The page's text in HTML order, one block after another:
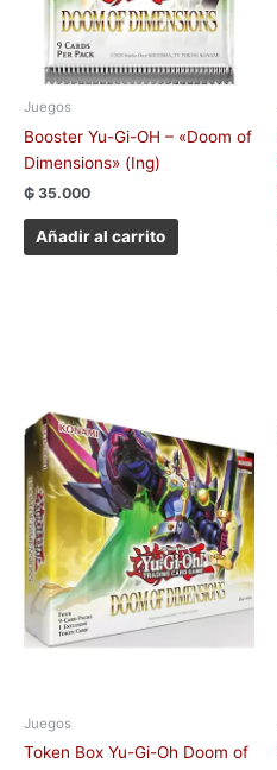
Juegos
Booster Yu-Gi-OH – «Doom of
Dimensions» (Ing)
₲ 35.000
Añadir al carrito
Juegos
Token Box Yu-Gi-Oh Doom of